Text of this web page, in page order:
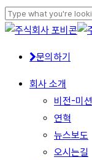
Skip
to
content
Close
문의하기
Menu
회사 소개
비전-미션
연혁
뉴스보도
오시는길